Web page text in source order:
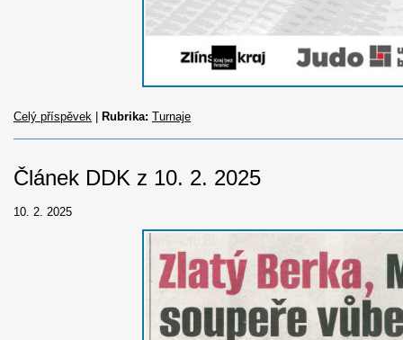
Celý příspěvek Rubrika: Turnaje
Článek DDK z 10. 2. 2025
10. 2. 2025